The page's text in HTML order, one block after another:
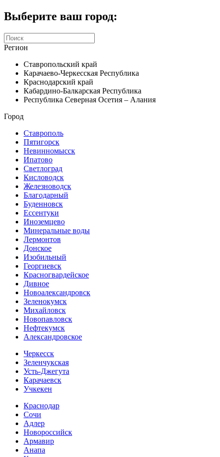
Выберите ваш город:
Регион
Ставропольский край
Карачаево-Черкесская Республика
Краснодарский край
Кабардино-Балкарская Республика
Республика Северная Осетия – Алания
Город
Ставрополь
Пятигорск
Невинномысск
Ипатово
Светлоград
Кисловодск
Железноводск
Благодарный
Буденновск
Ессентуки
Иноземцево
Минеральные воды
Лермонтов
Донское
Изобильный
Георгиевск
Красногвардейское
Дивное
Новоалександровск
Зеленокумск
Михайловск
Новопавловск
Нефтекумск
Александровское
Черкесск
Зеленчукская
Усть-Джегута
Карачаевск
Учкекен
Краснодар
Сочи
Адлер
Новороссийск
Армавир
Анапа